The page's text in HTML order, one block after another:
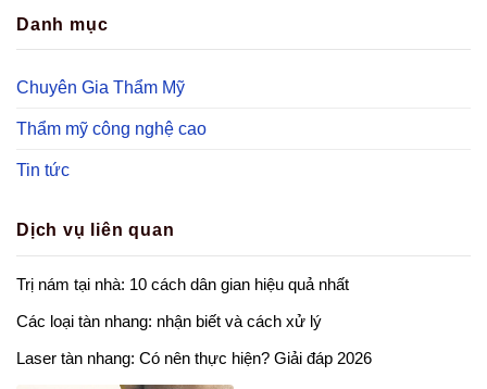
Danh mục
Chuyên Gia Thẩm Mỹ
Thẩm mỹ công nghệ cao
Tin tức
Dịch vụ liên quan
Trị nám tại nhà: 10 cách dân gian hiệu quả nhất
Các loại tàn nhang: nhận biết và cách xử lý
Laser tàn nhang: Có nên thực hiện? Giải đáp 2026